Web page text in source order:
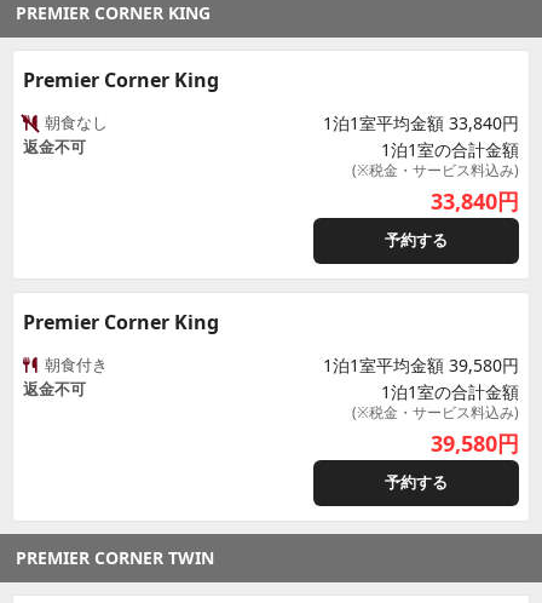
PREMIER CORNER KING
Premier Corner King
朝食なし
返金不可
1泊1室平均金額 33,840円
1泊1室の合計金額
(※税金・サービス料込み)
33,840円
予約する
Premier Corner King
朝食付き
返金不可
1泊1室平均金額 39,580円
1泊1室の合計金額
(※税金・サービス料込み)
39,580円
予約する
PREMIER CORNER TWIN